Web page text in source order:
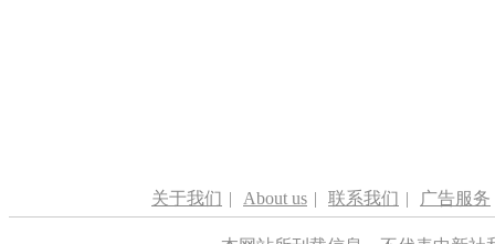
关于我们 | About us | 联系我们 | 广告服务